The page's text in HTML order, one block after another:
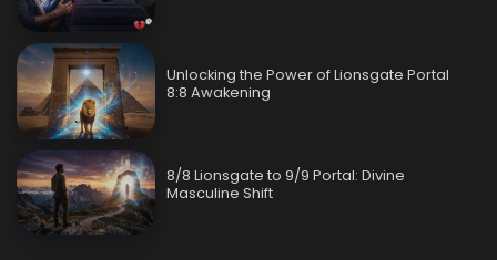
Unlocking the Power of Lionsgate Portal
8:8 Awakening
8/8 Lionsgate to 9/9 Portal: Divine
Masculine Shift